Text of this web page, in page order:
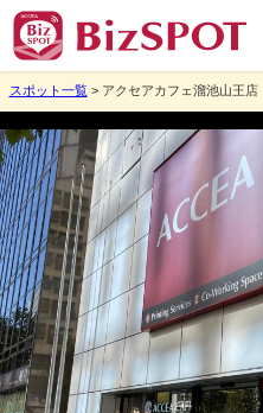
スポット一覧> アクセアカフェ溜池山王店